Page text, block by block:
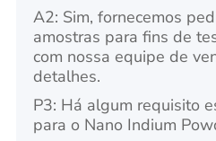
A2: Sim, fornecemos
amostras para fins de
com nossa equipe de
detalhes.
P3: Há algum requisito
para o Nano Indium